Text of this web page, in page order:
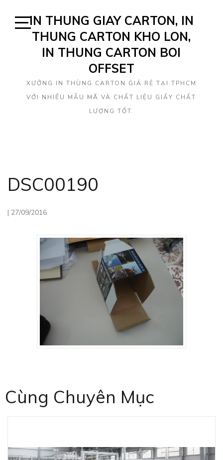
Open
Sidebar
IN THUNG GIAY CARTON, IN
THUNG CARTON KHO LON,
IN THUNG CARTON BOI
OFFSET
XƯỞNG IN THÙNG CARTON GIÁ RẺ TẠI TPHCM
VỚI NHIỀU MẪU MÃ VÀ CHẤT LIỆU GIẤY CHẤT
LƯỢNG TỐT.
DSC00190
| 27/09/2016
Cùng Chuyên Mục